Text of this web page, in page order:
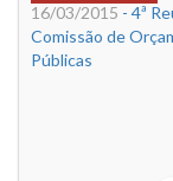
16/03/2015 - 4ª
Comissão de
Públicas